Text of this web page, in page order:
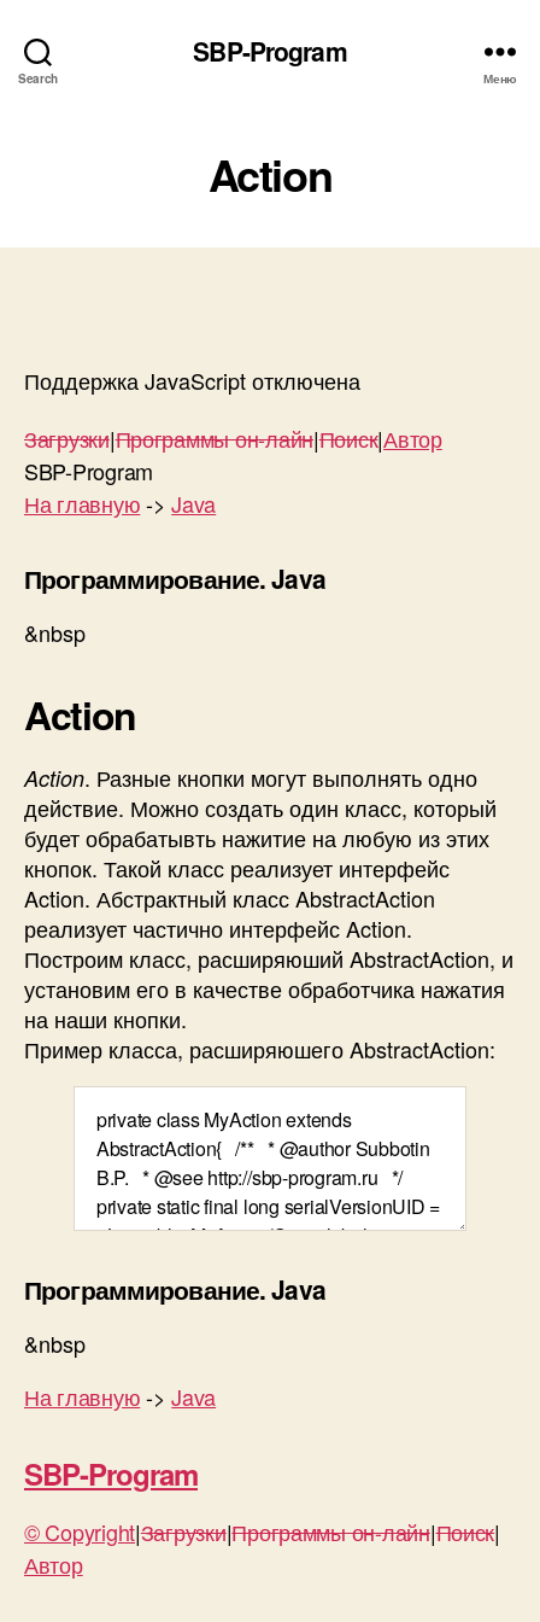
Search
SBP-Program
Меню
Action
Поддержка JavaScript отключена
Загрузки|Программы он-лайн|Поиск|Автор
SBP-Program
На главную->Java
Программирование. Java
&nbsp
Action
Action. Разные кнопки могут выполнять одно
действие. Можно создать один класс, который
будет обрабатывть нажитие на любую из этих
кнопок. Такой класс реализует интерфейс
Action. Абстрактный класс AbstractAction
реализует частично интерфейс Action.
Построим класс, расширяюший AbstractAction, и
установим его в качестве обработчика нажатия
на наши кнопки.
Пример класса, расширяюшего AbstractAction:
Программирование. Java
&nbsp
На главную->Java
SBP-Program
© Copyright|Загрузки|Программы он-лайн|Поиск|
Автор